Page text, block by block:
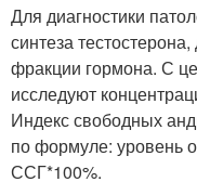
Для диагностики
синтеза
фракции гормона. С
исследуют
Индекс свободных
по формуле: уровень
ССГ*100%.